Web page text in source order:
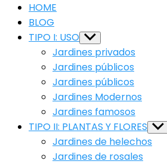
HOME
BLOG
TIPO I: USO Show
sub
menu
Jardines privados
Jardines públicos
Jardines públicos
Jardines Modernos
Jardines famosos
TIPO II: PLANTAS Y FLORES Show
sub
menu
Jardines de helechos
Jardines de rosales